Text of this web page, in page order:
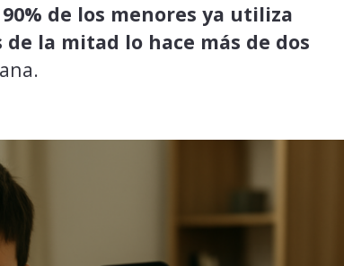
de los menores ya utiliza
de la mitad lo hace más de dos